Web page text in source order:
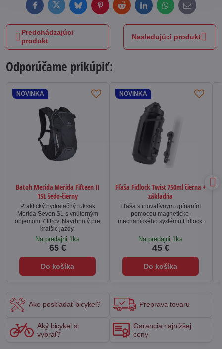
FacebookTwitterBlueskyPinterestRedditLinkedInWhatsApp
E-
mail
Predchádzajúci
produkt
Nasledujúci produkt
Odporúčame prikúpiť:
NOVINKA
Batoh Merida Merida Fifteen II
15L šedo-čierny
Praktický hydratačný ruksak
Merida Seven SL s vnútorným
objemom 7 litrov. Navrhnutý pre
kratšie jazdy.
Na predajni 1ks
65 €
Do košíka
NOVINKA
Fľaša Fidlock Twist 750ml čierna +
základňa
Fľaša s inovatívnym upínaním
pomocou magneticko-
mechanického systému Fidlock.
Na predajni 1ks
45 €
Do košíka
Ako poskladať bicykel? Preprava tovaru
Aký bicykel si
vybrať?
Garancia najnižšej
ceny